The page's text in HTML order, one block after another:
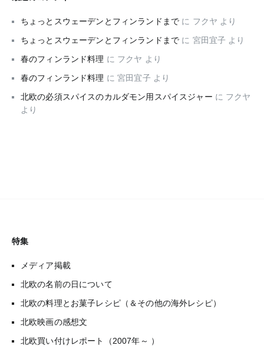
ちょっとスウェーデンとフィンランドまで に フクヤ より
ちょっとスウェーデンとフィンランドまで に 宮田宜子 より
春のフィンランド料理 に フクヤ より
春のフィンランド料理 に宮田宜子 より
北欧の必須スパイスのカルダモン用スパイスジャー に フクヤ
より
特集
メディア掲載
北欧の名前の日について
北欧の料理とお菓子レシピ（＆その他の海外レシピ）
北欧映画の感想文
北欧買い付けレポート（2007年～ ）